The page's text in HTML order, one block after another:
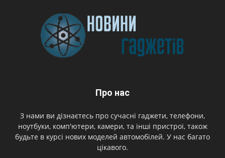
Про нас
З нами ви дізнаєтесь про сучасні гаджети, телефони,
ноутбуки, комп'ютери, камери, та інші пристрої, також
будьте в курсі нових моделей автомобілей. У нас багато
цікавого.